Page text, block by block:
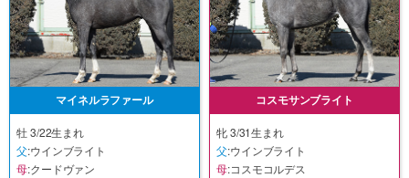
マイネルラファール
牡 3/22生まれ
父:ウインブライト
母:クードヴァン
コスモサンブライト
牝 3/31生まれ
父:ウインブライト
母:コスモコルデス